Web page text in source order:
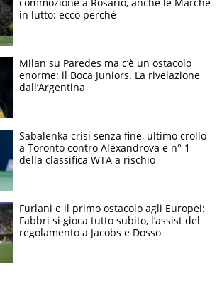
in lutto: ecco perché
Milan su Paredes ma c’è un ostacolo
enorme: il Boca Juniors. La rivelazione
dall’Argentina
Sabalenka crisi senza fine, ultimo crollo
a Toronto contro Alexandrova e n° 1
della classifica WTA a rischio
Furlani e il primo ostacolo agli Europei:
Fabbri si gioca tutto subito, l’assist del
regolamento a Jacobs e Dosso